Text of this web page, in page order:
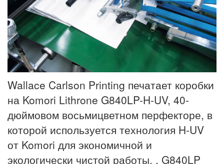
Wallace Carlson Printing печатает коробки
на Komori Lithrone G840LP-H-UV, 40-
дюймовом восьмицветном перфекторе, в
которой используется технология H-UV
от Komori для экономичной и
экологически чистой работы. , G840LP